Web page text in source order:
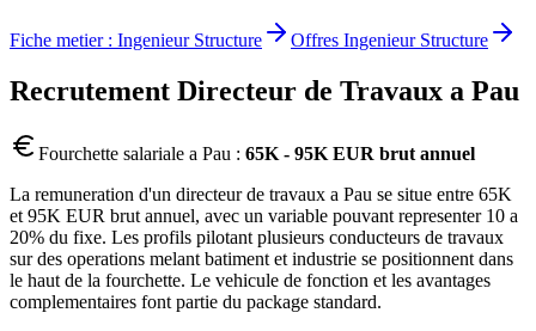
Fiche metier : Ingenieur Structure Offres Ingenieur Structure
Recrutement Directeur de Travaux a Pau
Fourchette salariale a Pau : 65K - 95K EUR brut annuel
La remuneration d'un directeur de travaux a Pau se situe entre 65K
et 95K EUR brut annuel, avec un variable pouvant representer 10 a
20% du fixe. Les profils pilotant plusieurs conducteurs de travaux
sur des operations melant batiment et industrie se positionnent dans
le haut de la fourchette. Le vehicule de fonction et les avantages
complementaires font partie du package standard.